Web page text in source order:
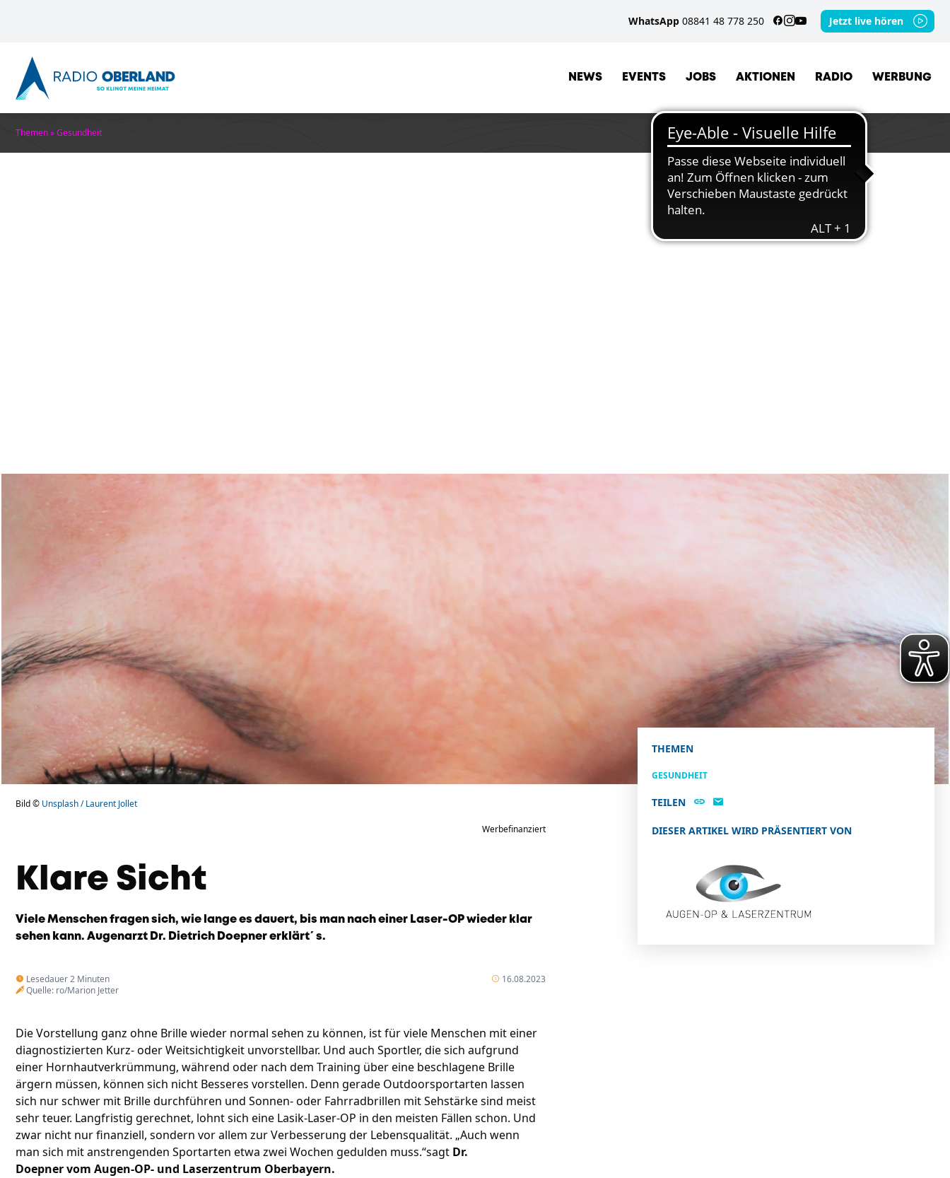
WhatsApp 08841 48 778 250 Jetzt live hören
NEWS EVENTS JOBS AKTIONEN RADIO WERBUNG
Themen»Gesundheit
Bild © Unsplash / Laurent Jollet
Werbefinanziert
Klare Sicht
Viele Menschen fragen sich, wie lange es dauert, bis man nach einer Laser-OP wieder klar
sehen kann. Augenarzt Dr. Dietrich Doepner erklärt´s.
Lesedauer 2 Minuten
Quelle: ro/Marion Jetter
16.08.2023
Die Vorstellung ganz ohne Brille wieder normal sehen zu können, ist für viele Menschen mit einer
diagnostizierten Kurz- oder Weitsichtigkeit unvorstellbar. Und auch Sportler, die sich aufgrund
einer Hornhautverkrümmung, während oder nach dem Training über eine beschlagene Brille
ärgern müssen, können sich nicht Besseres vorstellen. Denn gerade Outdoorsportarten lassen
sich nur schwer mit Brille durchführen und Sonnen- oder Fahrradbrillen mit Sehstärke sind meist
sehr teuer. Langfristig gerechnet, lohnt sich eine Lasik-Laser-OP in den meisten Fällen schon. Und
zwar nicht nur finanziell, sondern vor allem zur Verbesserung der Lebensqualität. „Auch wenn
man sich mit anstrengenden Sportarten etwa zwei Wochen gedulden muss.“sagt Dr.
Doepner vom Augen-OP- und Laserzentrum Oberbayern.
THEMEN
GESUNDHEIT
TEILEN
DIESER ARTIKEL WIRD PRÄSENTIERT VON